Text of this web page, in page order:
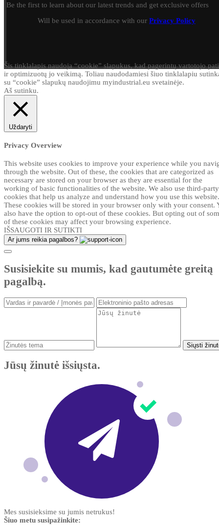
Be the first to learn about our latest trends and get exclusive offers
Will be used in accordance with our Privacy Policy
Šis tinklalapis naudoja “cookie” slapukus, kad pagerintų vartotojo
ir optimizuotų jo veikimą. Toliau naudodamiesi šiuo tinklalapiu
su “cookie” slapukų naudojimu myindustrial.eu svetainėje.
Aš sutinku.
Uždaryti
Privacy Overview
This website uses cookies to improve your experience while you
through the website. Out of these, the cookies that are categorized as
necessary are stored on your browser as they are essential for the
working of basic functionalities of the website. We also use third-party
cookies that help us analyze and understand how you use this website.
These cookies will be stored in your browser only with your consent.
also have the option to opt-out of these cookies. But opting out of
of these cookies may affect your browsing experience.
IŠSAUGOTI IR SUTIKTI
Ar jums reikia pagalbos?
Susisiekite su mumis, kad gautumėte greitą
pagalbą.
Siųsti
Jūsų žinutė išsiųsta.
Mes susisieksime su jumis netrukus!
Šiuo metu susipažinkite: